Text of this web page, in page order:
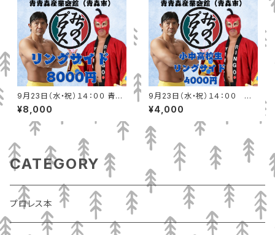
9月23日（水・祝）１４：００ 青森
産業会館（青森市）リングサイド
¥8,000
9月23日（水・祝）１４：００ 青
森産業会館（青森市）小中高校
生リングサイド
¥4,000
CATEGORY
プロレス本